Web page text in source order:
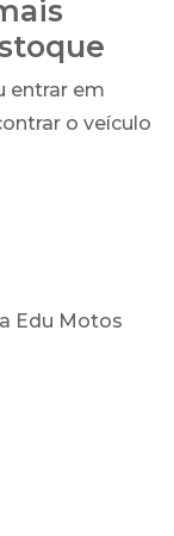
entrar em
o veículo
Edu Motos